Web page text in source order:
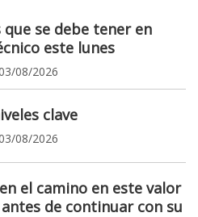
que se debe tener en
este lunes
08/2026
clave
08/2026
el camino en este valor
de continuar con su